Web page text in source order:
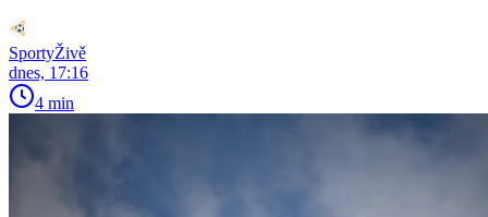
SportyŽivě
dnes, 17:16
4 min